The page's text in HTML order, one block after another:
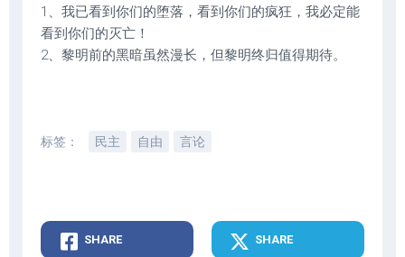
1、我已看到你们的堕落，看到你们的疯狂，我必定能
看到你们的灭亡！
2、黎明前的黑暗虽然漫长，但黎明终归值得期待。
标签： 民主 自由 言论
SHARE SHARE